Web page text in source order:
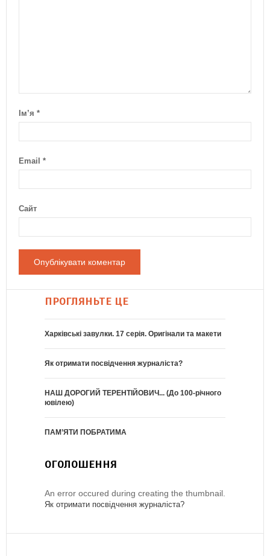
Ім’я *
Email *
Сайт
ПРОГЛЯНЬТЕ ЦЕ
Харківські завулки. 17 серія. Оригінали та макети
Як отримати посвідчення журналіста?
НАШ ДОРОГИЙ ТЕРЕНТІЙОВИЧ... (До 100-річного
ювілею)
ПАМ’ЯТИ ПОБРАТИМА
ОГОЛОШЕННЯ
An error occured during creating the thumbnail.
Як отримати посвідчення журналіста?